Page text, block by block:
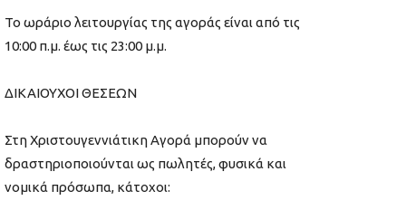
Το ωράριο λειτουργίας της αγοράς είναι από τις
10:00 π.μ. έως τις 23:00 μ.μ.
ΔΙΚΑΙΟΥΧΟΙ ΘΕΣΕΩΝ
Στη Χριστουγεννιάτικη Αγορά μπορούν να
δραστηριοποιούνται ως πωλητές, φυσικά και
νομικά πρόσωπα, κάτοχοι: